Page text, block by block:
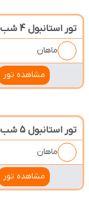
تور استانبول 4 شب و 5 روز 1 شهریور
ماهان
مشاهده تور
تور استانبول 5 شب 4 شهریور
ماهان
مشاهده تور